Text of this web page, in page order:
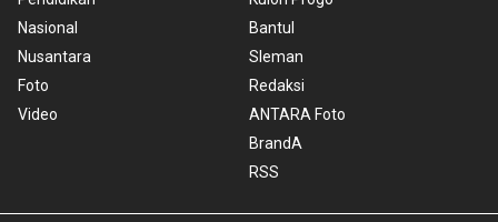
Nasional
Nusantara
Foto
Video
Bantul
Sleman
Redaksi
ANTARA Foto
BrandA
RSS